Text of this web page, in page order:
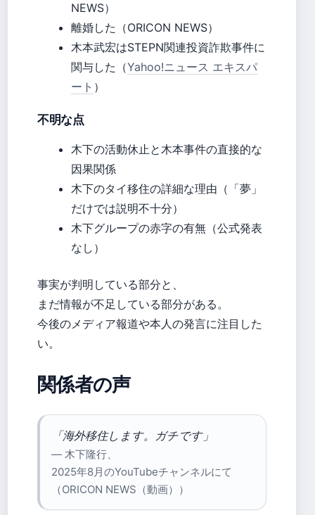
NEWS）
離婚した（ORICON NEWS）
木本武宏はSTEPN関連投資詐欺事件に
関与した（Yahoo!ニュース エキスパ
ート ）
不明な点
木下の活動休止と木本事件の直接的な
因果関係
木下のタイ移住の詳細な理由（「夢」
だけでは説明不十分）
木下グループの赤字の有無（公式発表
なし）
事実が判明している部分と、
まだ情報が不足している部分がある。
今後のメディア報道や本人の発言に注目した
い。
関係者の声
「海外移住します。ガチです」
— 木下隆行、
2025年8月のYouTubeチャンネルにて
（ORICON NEWS（動画））